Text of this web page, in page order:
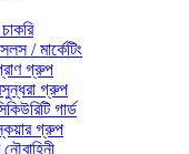
/ মার্কেটিং
গ্রুপ
গ্রুপ
গার্ড
গ্রুপ